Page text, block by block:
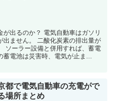
出るのか？ 電気自動車はガソリ
出ません。 二酸化炭素の排出量が
ソーラー設備と併用すれば、蓄電
電池は災害時、電気が止ま...
都で電気自動車の充電がで
場所まとめ